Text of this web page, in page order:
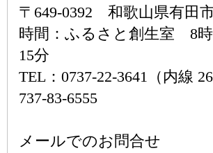
〒649-0392 和歌山県有田
時間：ふるさと創生室 8時
15分
TEL：0737-22-3641（内線
737-83-6555
メールでのお問合せ